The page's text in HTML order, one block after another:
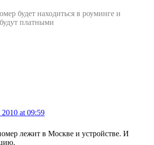
будет находиться в роуминге и
платными
at 09:59
лежит в Москве и устройстве. И